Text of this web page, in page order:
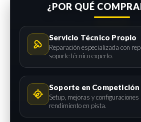
¿POR QUÉ
Servicio Técnico Propio
Reparación especializada con
soporte técnico experto.
Soporte en Competición
Setup, mejoras y
rendimiento en pista.